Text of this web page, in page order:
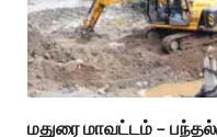
மதுரை மாவட்டம் –